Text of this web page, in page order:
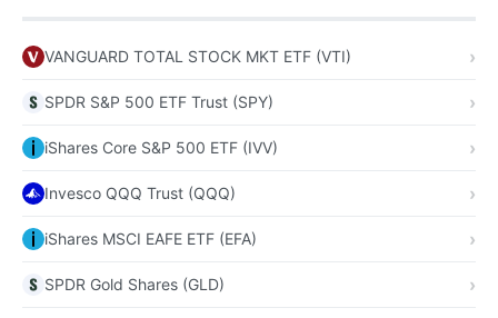
VANGUARD TOTAL STOCK MKT ETF (VTI)
SPDR S&P 500 ETF Trust (SPY)
iShares Core S&P 500 ETF (IVV)
Invesco QQQ Trust (QQQ)
iShares MSCI EAFE ETF (EFA)
SPDR Gold Shares (GLD)